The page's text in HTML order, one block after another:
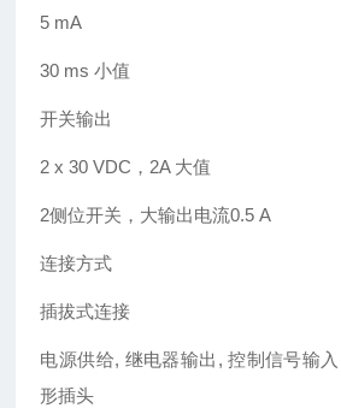
5 mA
30 ms 小值
开关输出
2 x 30 VDC，2A 大值
2侧位开关，大输出电流0.5 A
连接方式
插拔式连接
电源供给, 继电器输出, 控制信号输
形插头